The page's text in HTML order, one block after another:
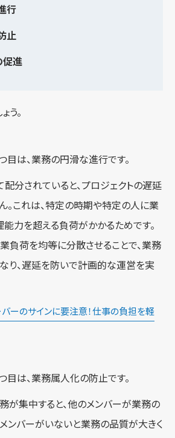
行
止
促進
う。
は、業務の円滑な進行です。
配分されていると、プロジェクトの遅延
。これは、特定の時期や特定の人に業
能力を超える負荷がかかるためです。
負荷を均等に分散させることで、業務
り、遅延を防いで計画的な運営を実
ーのサインに要注意！仕事の負担を軽
は、業務属人化の防止です。
が集中すると、他のメンバーが業務の
ンバーがいないと業務の品質が大きく